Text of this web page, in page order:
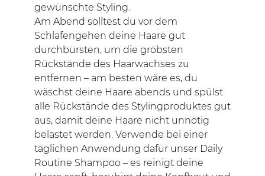
gewünschte Styling.
Am Abend solltest du vor dem
Schlafengehen deine Haare gut
durchbürsten, um die gröbsten
Rückstände des Haarwachses zu
entfernen – am besten wäre es, du
wäschst deine Haare abends und spülst
alle Rückstände des Stylingproduktes gut
aus, damit deine Haare nicht unnötig
belastet werden. Verwende bei einer
täglichen Anwendung dafür unser Daily
Routine Shampoo – es reinigt deine